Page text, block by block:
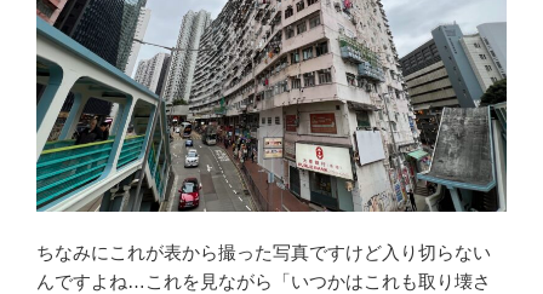
ちなみにこれが表から撮った写真ですけど入り切らない
んですよね…これを見ながら「いつかはこれも取り壊さ